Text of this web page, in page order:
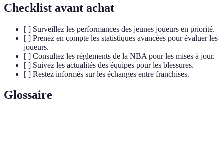
Checklist avant achat
[ ] Surveillez les performances des jeunes joueurs en priorité.
[ ] Prenez en compte les statistiques avancées pour évaluer les
joueurs.
[ ] Consultez les règlements de la NBA pour les mises à jour.
[ ] Suivez les actualités des équipes pour les blessures.
[ ] Restez informés sur les échanges entre franchises.
Glossaire